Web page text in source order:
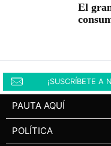
El
¡SUSCRÍBETE A
PAUTA AQUÍ
POLÍTICA